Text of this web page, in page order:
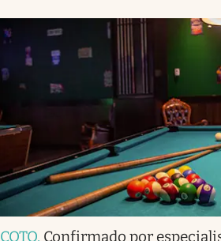
COTO. Confirmado por